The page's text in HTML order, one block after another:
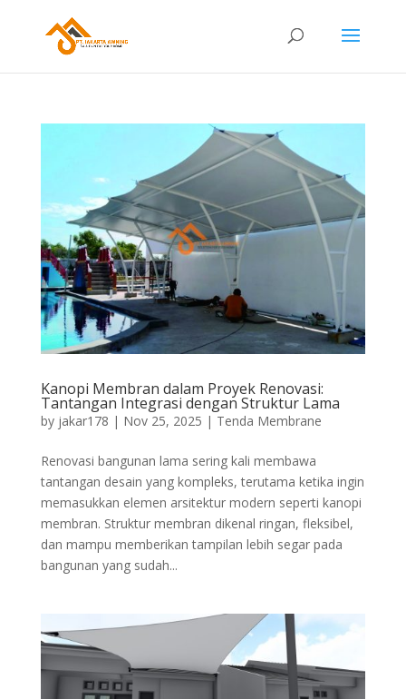
Kanopi Membran dalam Proyek Renovasi:
Tantangan Integrasi dengan Struktur Lama
by jakar178 | Nov 25, 2025 | Tenda Membrane
Renovasi bangunan lama sering kali membawa
tantangan desain yang kompleks, terutama ketika ingin
memasukkan elemen arsitektur modern seperti kanopi
membran. Struktur membran dikenal ringan, fleksibel,
dan mampu memberikan tampilan lebih segar pada
bangunan yang sudah...